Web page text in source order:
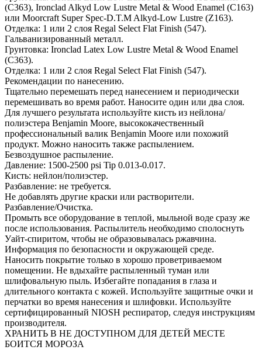
(C363), Ironclad Alkyd Low Lustre Metal & Wood Enamel (C163)
или Moorcraft Super Spec-D.T.M Alkyd-Low Lustre (Z163).
Отделка: 1 или 2 слоя Regal Select Flat Finish (547).
Гальванизированный металл.
Грунтовка: Ironclad Latex Low Lustre Metal & Wood Enamel
(C363).
Отделка: 1 или 2 слоя Regal Select Flat Finish (547).
Рекомендации по нанесению.
Тщательно перемешать перед нанесением и периодически
перемешивать во время работ. Наносите один или два слоя.
Для лучшего результата используйте кисть из нейлона/
полиэстера Benjamin Moore, высококачественный
профессиональный валик Benjamin Moore или похожий
продукт. Можно наносить также распылением.
Безвоздушное распыление.
Давление: 1500-2500 psi Tip 0.013-0.017.
Кисть: нейлон/полиэстер.
Разбавление: не требуется.
Не добавлять другие краски или растворители.
Разбавление/Очистка.
Промыть все оборудование в теплой, мыльной воде сразу же
после использования. Распылитель необходимо сполоснуть
Уайт-спиритом, чтобы не образовывалась ржавчина.
Информация по безопасности и окружающей среде.
Наносить покрытие только в хорошо проветриваемом
помещении. Не вдыхайте распыленный туман или
шлифовальную пыль. Избегайте попадания в глаза и
длительного контакта с кожей. Используйте защитные очки и
перчатки во время нанесения и шлифовки. Используйте
сертифицированный NIOSH респиратор, следуя инструкциям
производителя.
ХРАНИТЬ В НЕ ДОСТУПНОМ ДЛЯ ДЕТЕЙ МЕСТЕ
БОИТСЯ МОРОЗА